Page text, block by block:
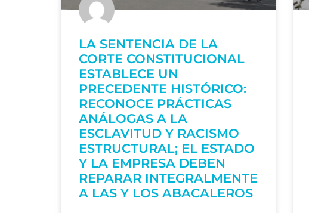
LA SENTENCIA DE LA
CORTE CONSTITUCIONAL
ESTABLECE UN
PRECEDENTE HISTÓRICO:
RECONOCE PRÁCTICAS
ANÁLOGAS A LA
ESCLAVITUD Y RACISMO
ESTRUCTURAL; EL ESTADO
Y LA EMPRESA DEBEN
REPARAR INTEGRALMENTE
A LAS Y LOS ABACALEROS